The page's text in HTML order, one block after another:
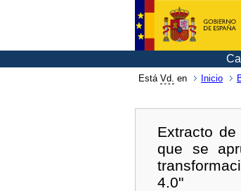
Está Vd. en Inicio
Extracto
que se
4.0"